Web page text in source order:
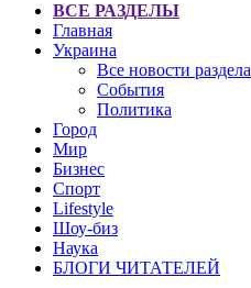
ВСЕ РАЗДЕЛЫ
Главная
Украина
Все новости раздела
События
Политика
Город
Мир
Бизнес
Спорт
Lifestyle
Шоу-биз
Наука
БЛОГИ ЧИТАТЕЛЕЙ